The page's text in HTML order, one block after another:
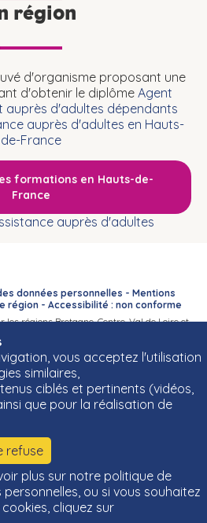
vous acceptez l'utilisation
similaires,
ciblés et pertinents (vidéos,
que pour la réalisation de
refuse
plus sur notre politique de
ou si vous souhaitez
cliquez sur
région
d'organisme proposant une
d'obtenir le diplôme Agent
auprès d'adultes dépendants
auprès d'adultes en Hauts-
de-France
formations en Hauts-de-
France
auprès d'adultes
données personnelles - Mentions
région- Accessibilité : non conforme
les régions Bretagne, Centre-Val de Loire et